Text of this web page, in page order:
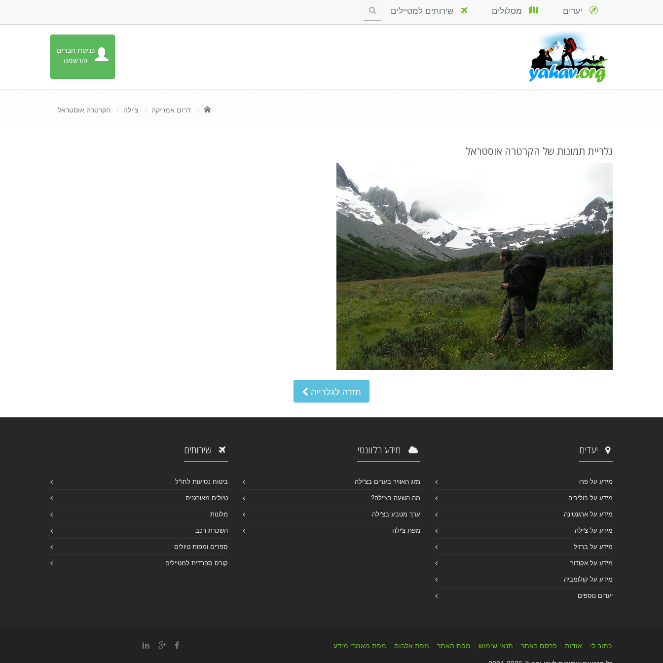
כניסת חברים
והרשמה
יעדים מסלולים שירותים למטיילים
דרום אמריקה צ'ילה הקרטרה אוסטראל
גלריית תמונות של הקרטרה אוסטראל
חזרה לגלרייה
יעדים
מידע על פרו
מידע על בוליביה
מידע על ארגנטינה
מידע על צ'ילה
מידע על ברזיל
מידע על אקודור
מידע על קולומביה
יעדים נוספים
מידע רלוונטי
מזג האוויר בערים בצ'ילה
מה השעה בצ'ילה?
ערך מטבע בצ'ילה
מפת צ'ילה
שירותים
ביטוח נסיעות לחו"ל
טיולים מאורגנים
מלונות
השכרת רכב
ספרים ומפות טיולים
קורס ספרדית למטיילים
כתוב לי אודות פרסם באתר תנאי שימוש מפת האתר מפת אלבום
מפת מאמרי מידע